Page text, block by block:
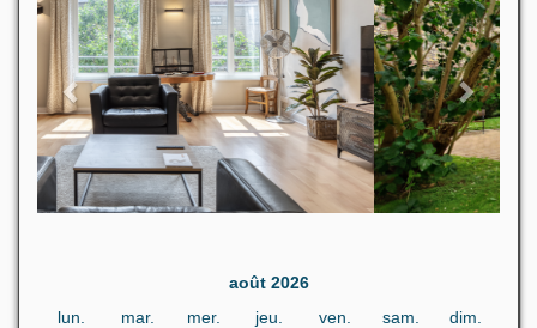
août 2026
lun.
mar. mer. jeu. ven. sam.
dim.